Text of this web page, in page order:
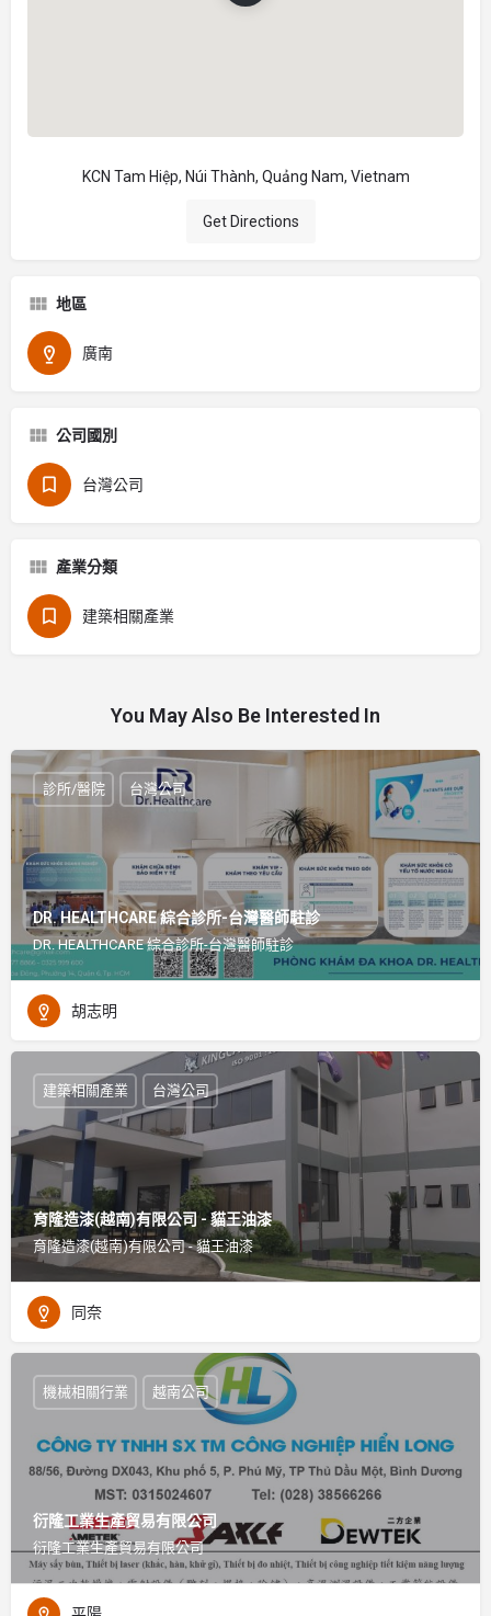
KCN Tam Hiệp, Núi Thành, Quảng Nam, Vietnam
Get Directions
地區
廣南
公司國別
台灣公司
產業分類
建築相關產業
You May Also Be Interested In
DR. HEALTHCARE 綜合診所-台灣醫師駐診
DR. HEALTHCARE 綜合診所-台灣醫師駐診
診所/醫院 台灣公司
胡志明
育隆造漆(越南)有限公司 - 貓王油漆
育隆造漆(越南)有限公司 - 貓王油漆
建築相關產業 台灣公司
同奈
衍隆工業生產貿易有限公司
衍隆工業生產貿易有限公司
機械相關行業 越南公司